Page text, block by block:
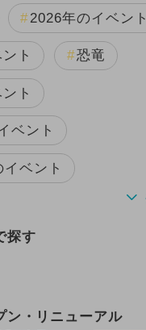
2026年のイベント
ト 恐竜
ト
ベント
ベント
2025年9月のイベント
ベント
探す
ン・リニューアル